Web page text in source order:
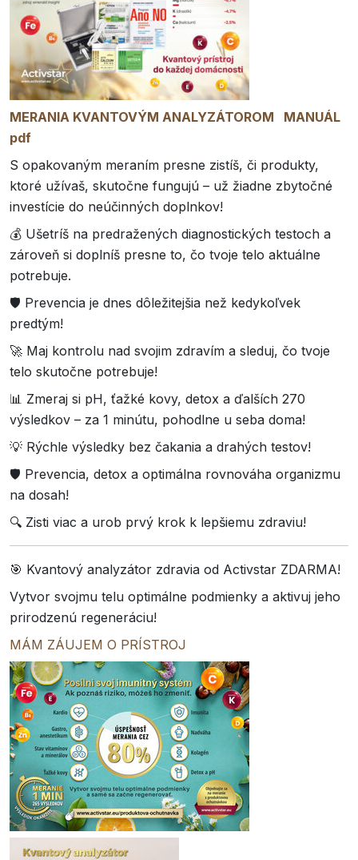
MERANIA KVANTOVÝM ANALYZÁTOROM MANUÁL
pdf
S opakovaným meraním presne zistíš, či produkty,
ktoré užívaš, skutočne fungujú – už žiadne zbytočné
investície do neúčinných doplnkov!
💰 Ušetríš na predražených diagnostických testoch a
zároveň si doplníš presne to, čo tvoje telo aktuálne
potrebuje.
🛡️ Prevencia je dnes dôležitejšia než kedykoľvek
predtým!
🚀 Maj kontrolu nad svojim zdravím a sleduj, čo tvoje
telo skutočne potrebuje!
📊 Zmeraj si pH, ťažké kovy, detox a ďalších 270
výsledkov – za 1 minútu, pohodlne u seba doma!
💡 Rýchle výsledky bez čakania a drahých testov!
🛡️ Prevencia, detox a optimálna rovnováha organizmu
na dosah!
🔍 Zisti viac a urob prvý krok k lepšiemu zdraviu!
🎯 Kvantový analyzátor zdravia od Activstar ZDARMA!
Vytvor svojmu telu optimálne podmienky a aktivuj jeho
prirodzenú regeneráciu!
MÁM ZÁUJEM O PRÍSTROJ